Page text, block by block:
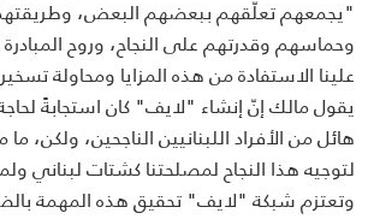
"يجمعهم تعلّقهم ببعضهم البعض، وطريقتهم
وحماسهم وقدرتهم على النجاح، وروح
علينا الاستفادة من هذه المزايا ومحاولة
يقول مالك إنّ إنشاء "لايف" كان استجابةً
هائل من الأفراد اللبنانيين الناجحين، ولكن،
لتوجيه هذا النجاح لمصلحتنا كشتات لبناني
وتعتزم شبكة "لايف" تحقيق هذه المهمة